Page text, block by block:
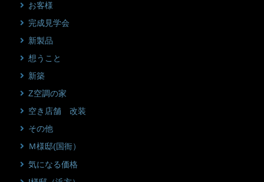
お客様
完成見学会
新製品
想うこと
新築
Z空調の家
空き店舗 改装
その他
Ｍ様邸(国衙）
気になる価格